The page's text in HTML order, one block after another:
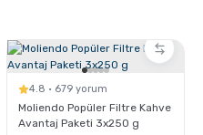
4.8 · 679 yorum
Moliendo Popüler Filtre Kahve
Avantaj Paketi 3x250 g